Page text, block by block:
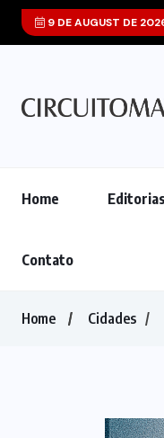
9 DE AUGUST DE
Home Editorias
Contato
Home Cidades